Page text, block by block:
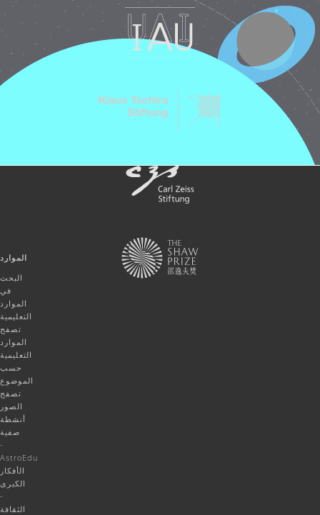
الموارد
البحث
في
الموارد
التعليمية
تصفح
الموارد
التعليمية
حسب
الموضوع
تصفح
الصور
أنشطة
صفية
-
AstroEdu
الأفكار
الكبرى
-
الثقافة